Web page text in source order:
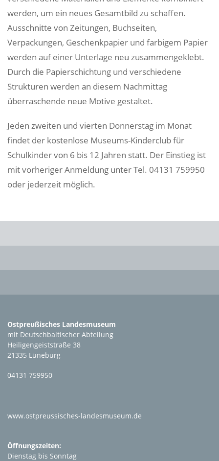
werden, um ein neues Gesamtbild zu schaffen.
Ausschnitte von Zeitungen, Buchseiten,
Verpackungen, Geschenkpapier und farbigem Papier
werden auf einer Unterlage neu zusammengeklebt.
Durch die Papierschichtung und verschiedene
Strukturen werden an diesem Nachmittag
überraschende neue Motive gestaltet.
Jeden zweiten und vierten Donnerstag im Monat
findet der kostenlose Museums-Kinderclub für
Schulkinder von 6 bis 12 Jahren statt. Der Einstieg ist
mit vorheriger Anmeldung unter Tel. 04131 759950
oder jederzeit möglich.
Ostpreußisches Landesmuseum
mit Deutschbaltischer Abteilung
Heiligengeiststraße 38
21335 Lüneburg
04131 759950
www.ostpreussisches-landesmuseum.de
Öffnungszeiten:
Dienstag bis Sonntag